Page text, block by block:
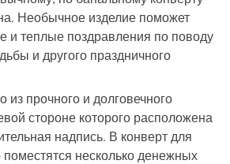
Необычное изделие поможет
и теплые поздравления по поводу
и другого праздничного
прочного и долговечного
стороне которого расположена
надпись. В конверт для
несколько денежных